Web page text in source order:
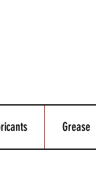
Grease